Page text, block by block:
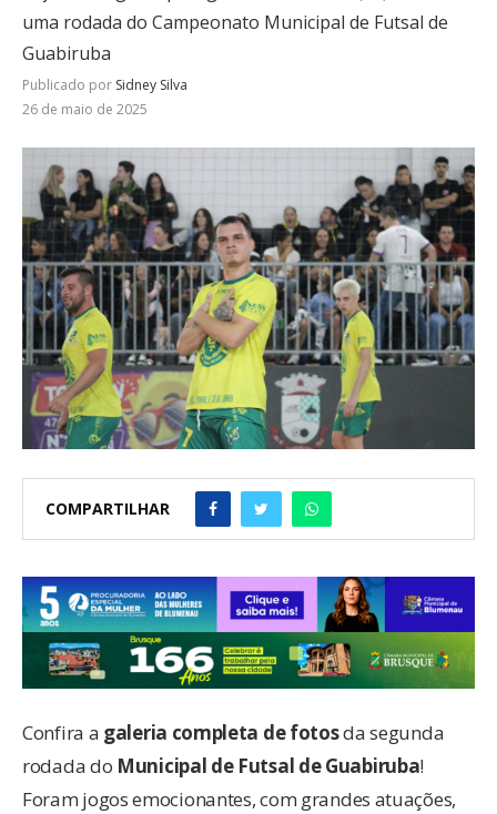
uma rodada do Campeonato Municipal de Futsal de
Guabiruba
Publicado por Sidney Silva
26 de maio de 2025
COMPARTILHAR
Confira a galeria completa de fotosda segunda
rodada do Municipal de Futsal de Guabiruba!
Foram jogos emocionantes, com grandes atuações,